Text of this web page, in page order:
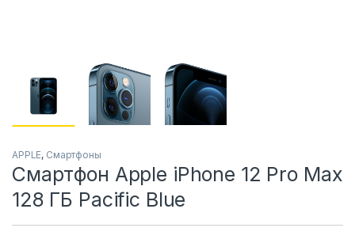
APPLE, Смартфоны
Смартфон Apple iPhone 12 Pro Max
128 ГБ Pacific Blue